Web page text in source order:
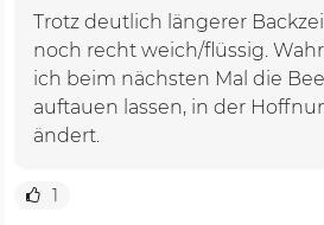
Trotz deutlich längerer
noch recht weich/flüssig.
ich beim nächsten Mal die
auftauen lassen, in der
ändert.
1